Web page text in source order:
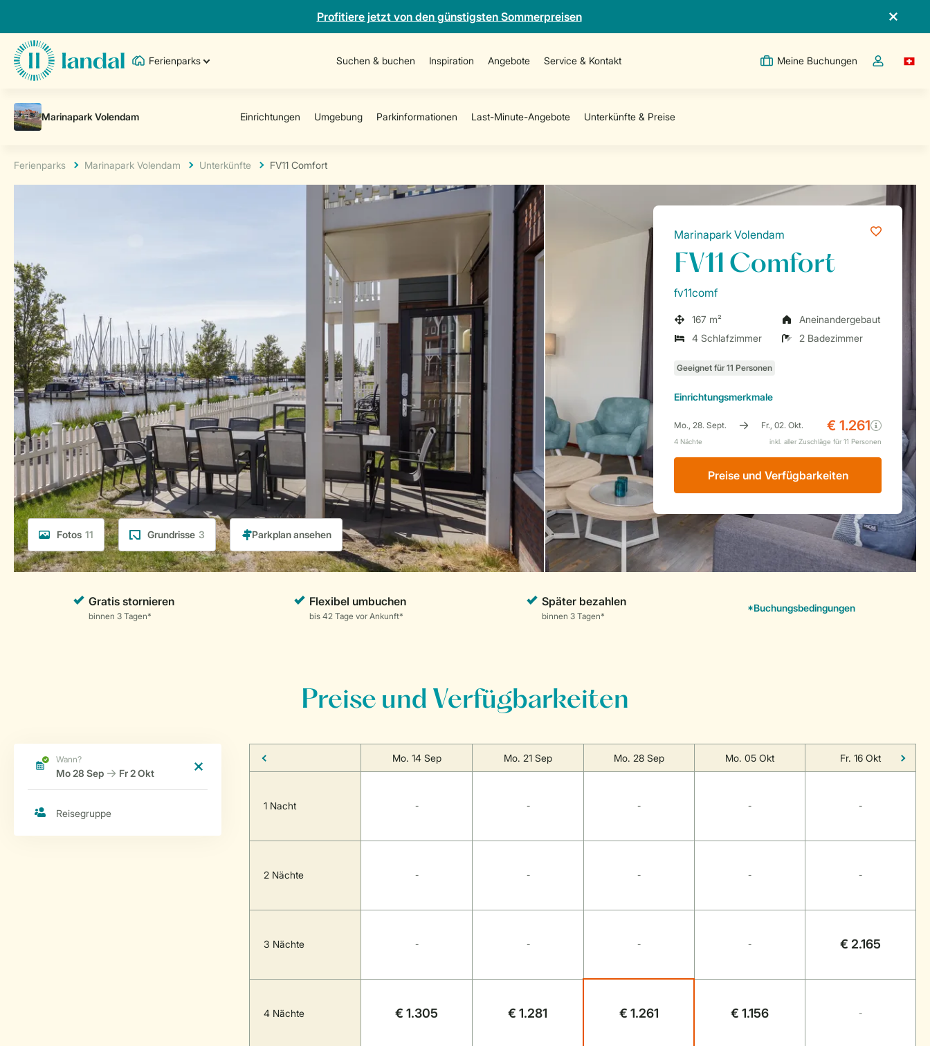
Profitiere jetzt von den günstigsten Sommerpreisen
Ferienparks Suchen & buchen Inspiration Angebote Service & Kontakt Meine Buchungen
Dropdown-
Ferienparks Marinapark Volendam Unterkünfte FV11 Comfort
Fotos 11 Grundrisse 3
Marinapark Volendam
FV11 Comfort
fv11comf
167 m²
Aneinandergebaut
4 Schlafzimmer
2 Badezimmer
Einrichtungsmerkmale
Preise und Verfügbarkeiten
Preise und Verfügbarkeiten
Mo. 14 Sep Mo. 21 Sep Mo. 28 Sep Mo. 05 Okt Fr. 16 Okt
1 Nacht - - - - -
2 Nächte - - - - -
3 Nächte - - - - € 2.165
4 Nächte € 1.305 € 1.281 € 1.261 € 1.156 -